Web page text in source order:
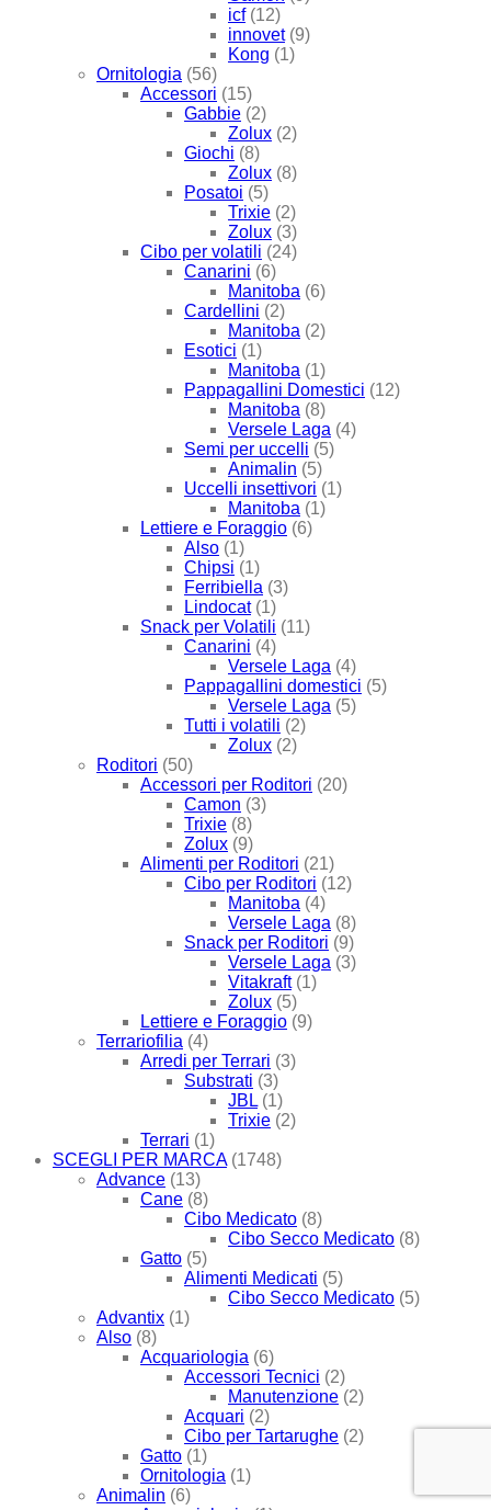
icf (12)
innovet (9)
Kong (1)
Ornitologia (56)
Accessori (15)
Gabbie (2)
Zolux (2)
Giochi (8)
Zolux (8)
Posatoi (5)
Trixie (2)
Zolux (3)
Cibo per volatili (24)
Canarini (6)
Manitoba (6)
Cardellini (2)
Manitoba (2)
Esotici (1)
Manitoba (1)
Pappagallini Domestici (12)
Manitoba (8)
Versele Laga (4)
Semi per uccelli (5)
Animalin (5)
Uccelli insettivori (1)
Manitoba (1)
Lettiere e Foraggio (6)
Also (1)
Chipsi (1)
Ferribiella (3)
Lindocat (1)
Snack per Volatili (11)
Canarini (4)
Versele Laga (4)
Pappagallini domestici (5)
Versele Laga (5)
Tutti i volatili (2)
Zolux (2)
Roditori (50)
Accessori per Roditori (20)
Camon (3)
Trixie (8)
Zolux (9)
Alimenti per Roditori (21)
Cibo per Roditori (12)
Manitoba (4)
Versele Laga (8)
Snack per Roditori (9)
Versele Laga (3)
Vitakraft (1)
Zolux (5)
Lettiere e Foraggio (9)
Terrariofilia (4)
Arredi per Terrari (3)
Substrati (3)
JBL (1)
Trixie (2)
Terrari (1)
SCEGLI PER MARCA (1748)
Advance (13)
Cane (8)
Cibo Medicato (8)
Cibo Secco Medicato (8)
Gatto (5)
Alimenti Medicati (5)
Cibo Secco Medicato (5)
Advantix (1)
Also (8)
Acquariologia (6)
Accessori Tecnici (2)
Manutenzione (2)
Acquari (2)
Cibo per Tartarughe (2)
Gatto (1)
Ornitologia (1)
Animalin (6)